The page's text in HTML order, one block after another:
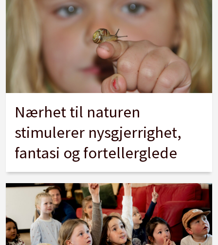
Nærhet til naturen
stimulerer nysgjerrighet,
fantasi og fortellerglede